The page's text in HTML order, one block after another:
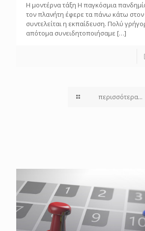
Η μοντέρνα τάξη Η παγκόσμια
τον πλανήτη έφερε τα πάνω κάτω
συντελείται η εκπαίδευση. Πολύ
απότομα συνειδητοποιήσαμε […]
περισσότερα...